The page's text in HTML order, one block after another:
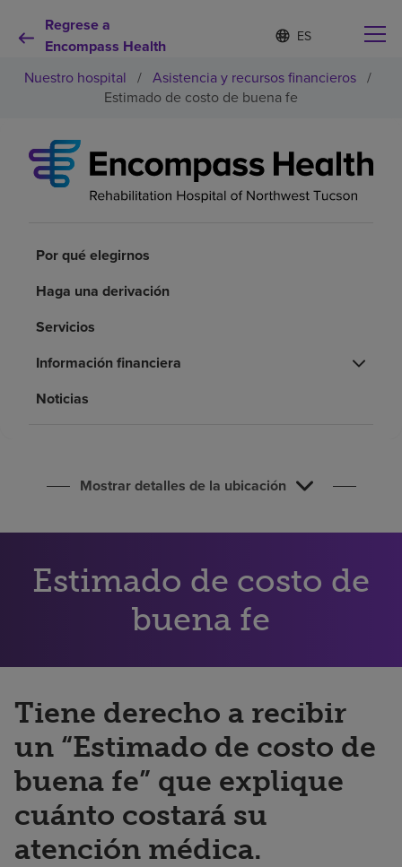
Regrese a
Encompass Health
Lista
de
idiomas
contraída
d
o
m
e
c
Por qué debe elegirnos
Servicios de rehabilitación
Pacientes y cuidadores
Acerca de nosotros
Nuestro hospital / Asistencia y recursos financieros /
Estimado de costo de buena fe
Por qué elegirnos
Haga una derivación
Servicios
Información financiera
Noticias
Mostrar detalles de la ubicación
Estimado de costo de
buena fe
Tiene derecho a recibir
un “Estimado de costo de
buena fe” que explique
cuánto costará su
atención médica.